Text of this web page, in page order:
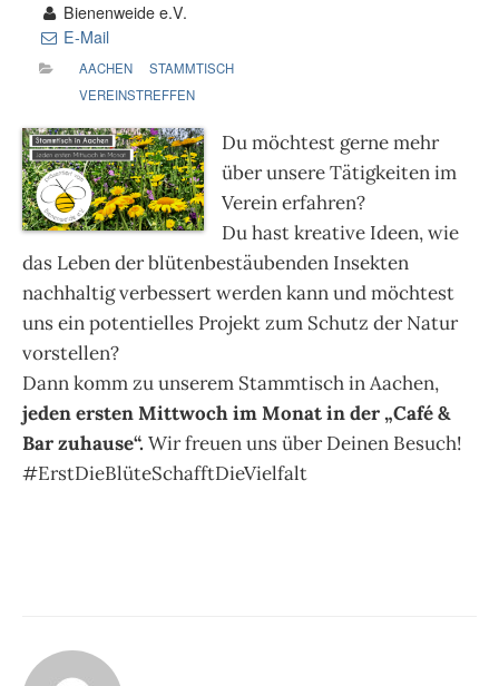
Bienenweide e.V.
E-Mail
AACHEN
STAMMTISCH
VEREINSTREFFEN
Du möchtest gerne mehr
über unsere Tätigkeiten im
Verein erfahren?
Du hast kreative Ideen, wie
das Leben der blütenbestäubenden Insekten
nachhaltig verbessert werden kann und möchtest
uns ein potentielles Projekt zum Schutz der Natur
vorstellen?
Dann komm zu unserem Stammtisch in Aachen,
jeden ersten Mittwoch im Monat in der „Café &
Bar zuhause“. Wir freuen uns über Deinen Besuch!
#ErstDieBlüteSchafftDieVielfalt